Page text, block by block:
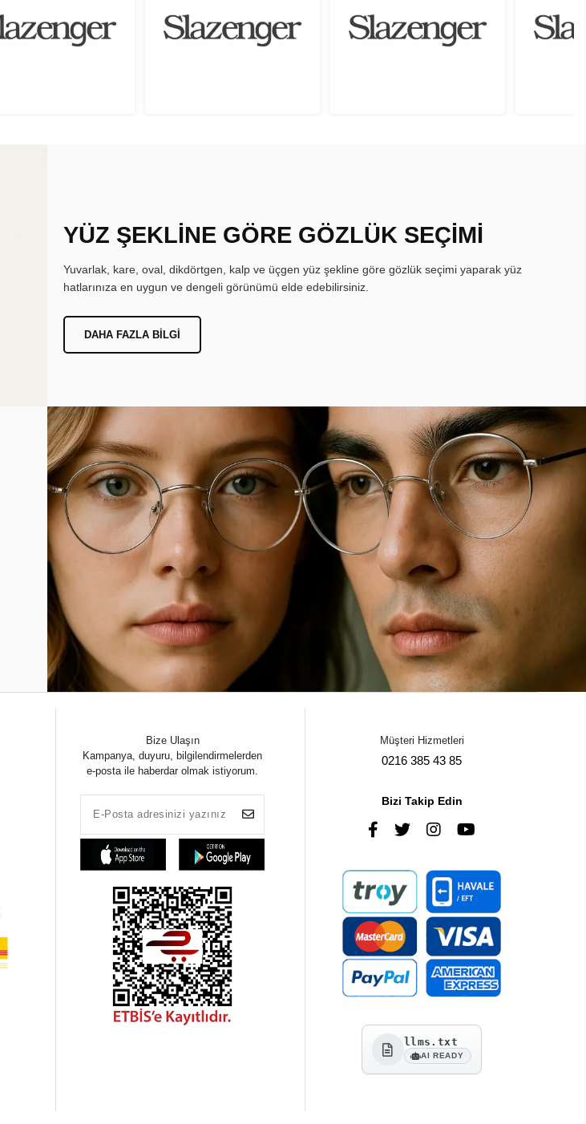
YÜZ ŞEKLİNE GÖRE GÖZLÜK SEÇİMİ
Yuvarlak, kare, oval, dikdörtgen, kalp ve üçgen yüz şekline göre gözlük seçimi yaparak yüz
hatlarınıza en uygun ve dengeli görünümü elde edebilirsiniz.
DAHA FAZLA BILGI
Bize Ulaşın
Kampanya, duyuru, bilgilendirmelerden
e-posta ile haberdar olmak istiyorum.
Müşteri Hizmetleri
0216 385 43 85
Bizi Takip Edin
llms.txt
AI READY